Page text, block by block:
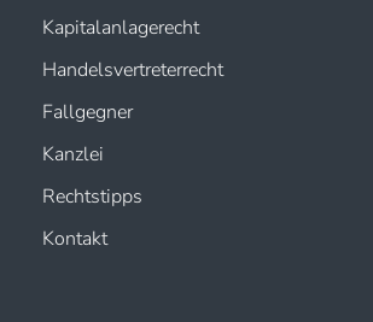
Kapitalanlagerecht
Handelsvertreterrecht
Fallgegner
Kanzlei
Rechtstipps
Kontakt